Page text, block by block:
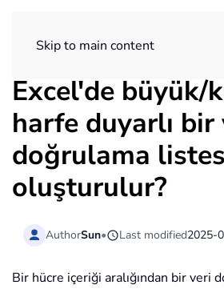
Skip to main content
Excel'de büyük/
harfe duyarlı bir
doğrulama
oluşturulur?
AuthorSun• Last modified2025-
Bir hücre içeriği aralığından bir veri